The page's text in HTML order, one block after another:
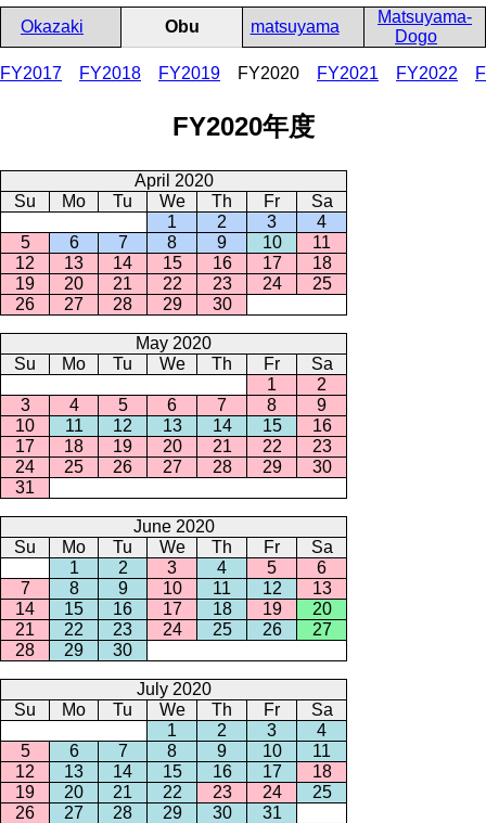
Okazaki Obu matsuyama
Matsuyama-
Dogo
FY2017
FY2018 FY2019 FY2020 FY2021 FY2022
FY2020年度
April 2020
Su
Mo Tu We Th Fr
Sa
1
2 3
4
5
6 7 8 9 10
11
12
13 14 15 16 17
18
19
20 21 22 23 24
25
26
27 28 29 30
May 2020
Su
Mo Tu We Th Fr
Sa
1
2
3
4 5 6 7 8
9
10
11 12 13 14 15
16
17
18 19 20 21 22
23
24
25 26 27 28 29
30
31
June 2020
Su
Mo Tu We Th Fr
Sa
1
2 3 4 5
6
7
8 9 10 11 12
13
14
15 16 17 18 19
20
21
22 23 24 25 26
27
28
29 30
July 2020
Su
Mo Tu We Th Fr
Sa
1
2 3
4
5
6 7 8 9 10
11
12
13 14 15 16 17
18
19
20 21 22 23 24
25
26
27 28 29 30 31